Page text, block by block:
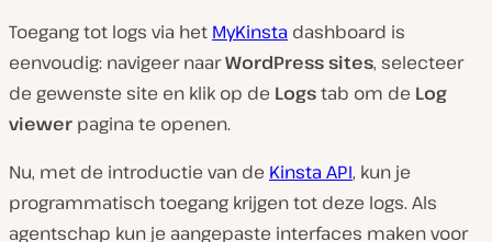
Toegang tot logs via het MyKinsta dashboard is
eenvoudig: navigeer naarWordPress sites, selecteer
de gewenste site en klik op de Logstab om de Log
viewer pagina te openen.
Nu, met de introductie van de Kinsta API, kun je
programmatisch toegang krijgen tot deze logs. Als
agentschap kun je aangepaste interfaces maken voor